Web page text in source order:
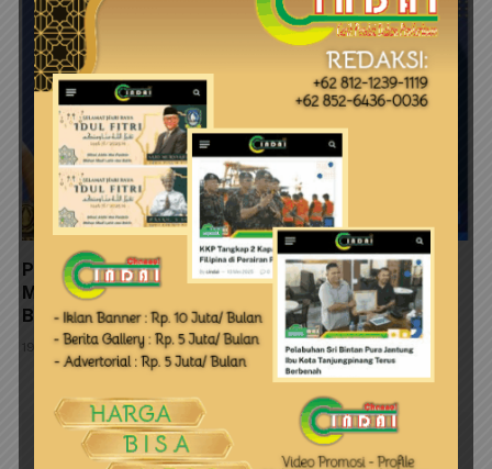
Patut Diduga Izin Tambang Silika Pulau Subi Besar
Menerobos Undang-Undang, Gubernur Kepri
Bungkam
19 Agustus 2025
LEAVE A REPLY